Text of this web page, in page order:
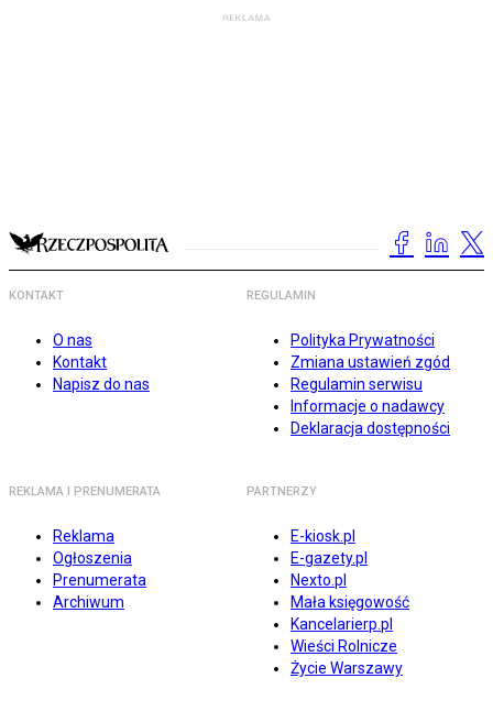
KONTAKT
O nas
Kontakt
Napisz do nas
REGULAMIN
Polityka Prywatności
Zmiana ustawień zgód
Regulamin serwisu
Informacje o nadawcy
Deklaracja dostępności
REKLAMA I PRENUMERATA
Reklama
Ogłoszenia
Prenumerata
Archiwum
PARTNERZY
E-kiosk.pl
E-gazety.pl
Nexto.pl
Mała księgowość
Kancelarierp.pl
Wieści Rolnicze
Życie Warszawy